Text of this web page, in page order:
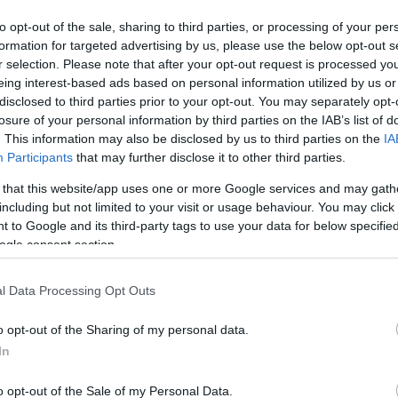
opt-out of the sale, sharing to third parties, or processing of your
for targeted advertising by us, please use the below opt-out
selection. Please note that after your opt-out request is processed
interest-based ads based on personal information utilized by us
to third parties prior to your opt-out. You may separately
of your personal information by third parties on the IAB’s list of
This information may also be disclosed by us to third parties on the
Participants that may further disclose it to other third parties.
that this website/app uses one or more Google services and may
but not limited to your visit or usage behaviour. You may
to Google and its third-party tags to use your data for below
consent section.
Data Processing Opt Outs
opt-out of the Sharing of my personal data.
opt-out of the Sale of my Personal Data.
30 százaléka, az elhunytak 60
Kórházban 66 koronavírusos beteget
Az oldal adatai szerint 7613-an
száma 369 545.
új fertőzések arra figyelmeztetnek, a
akinek tünetei vannak, az ne menjen